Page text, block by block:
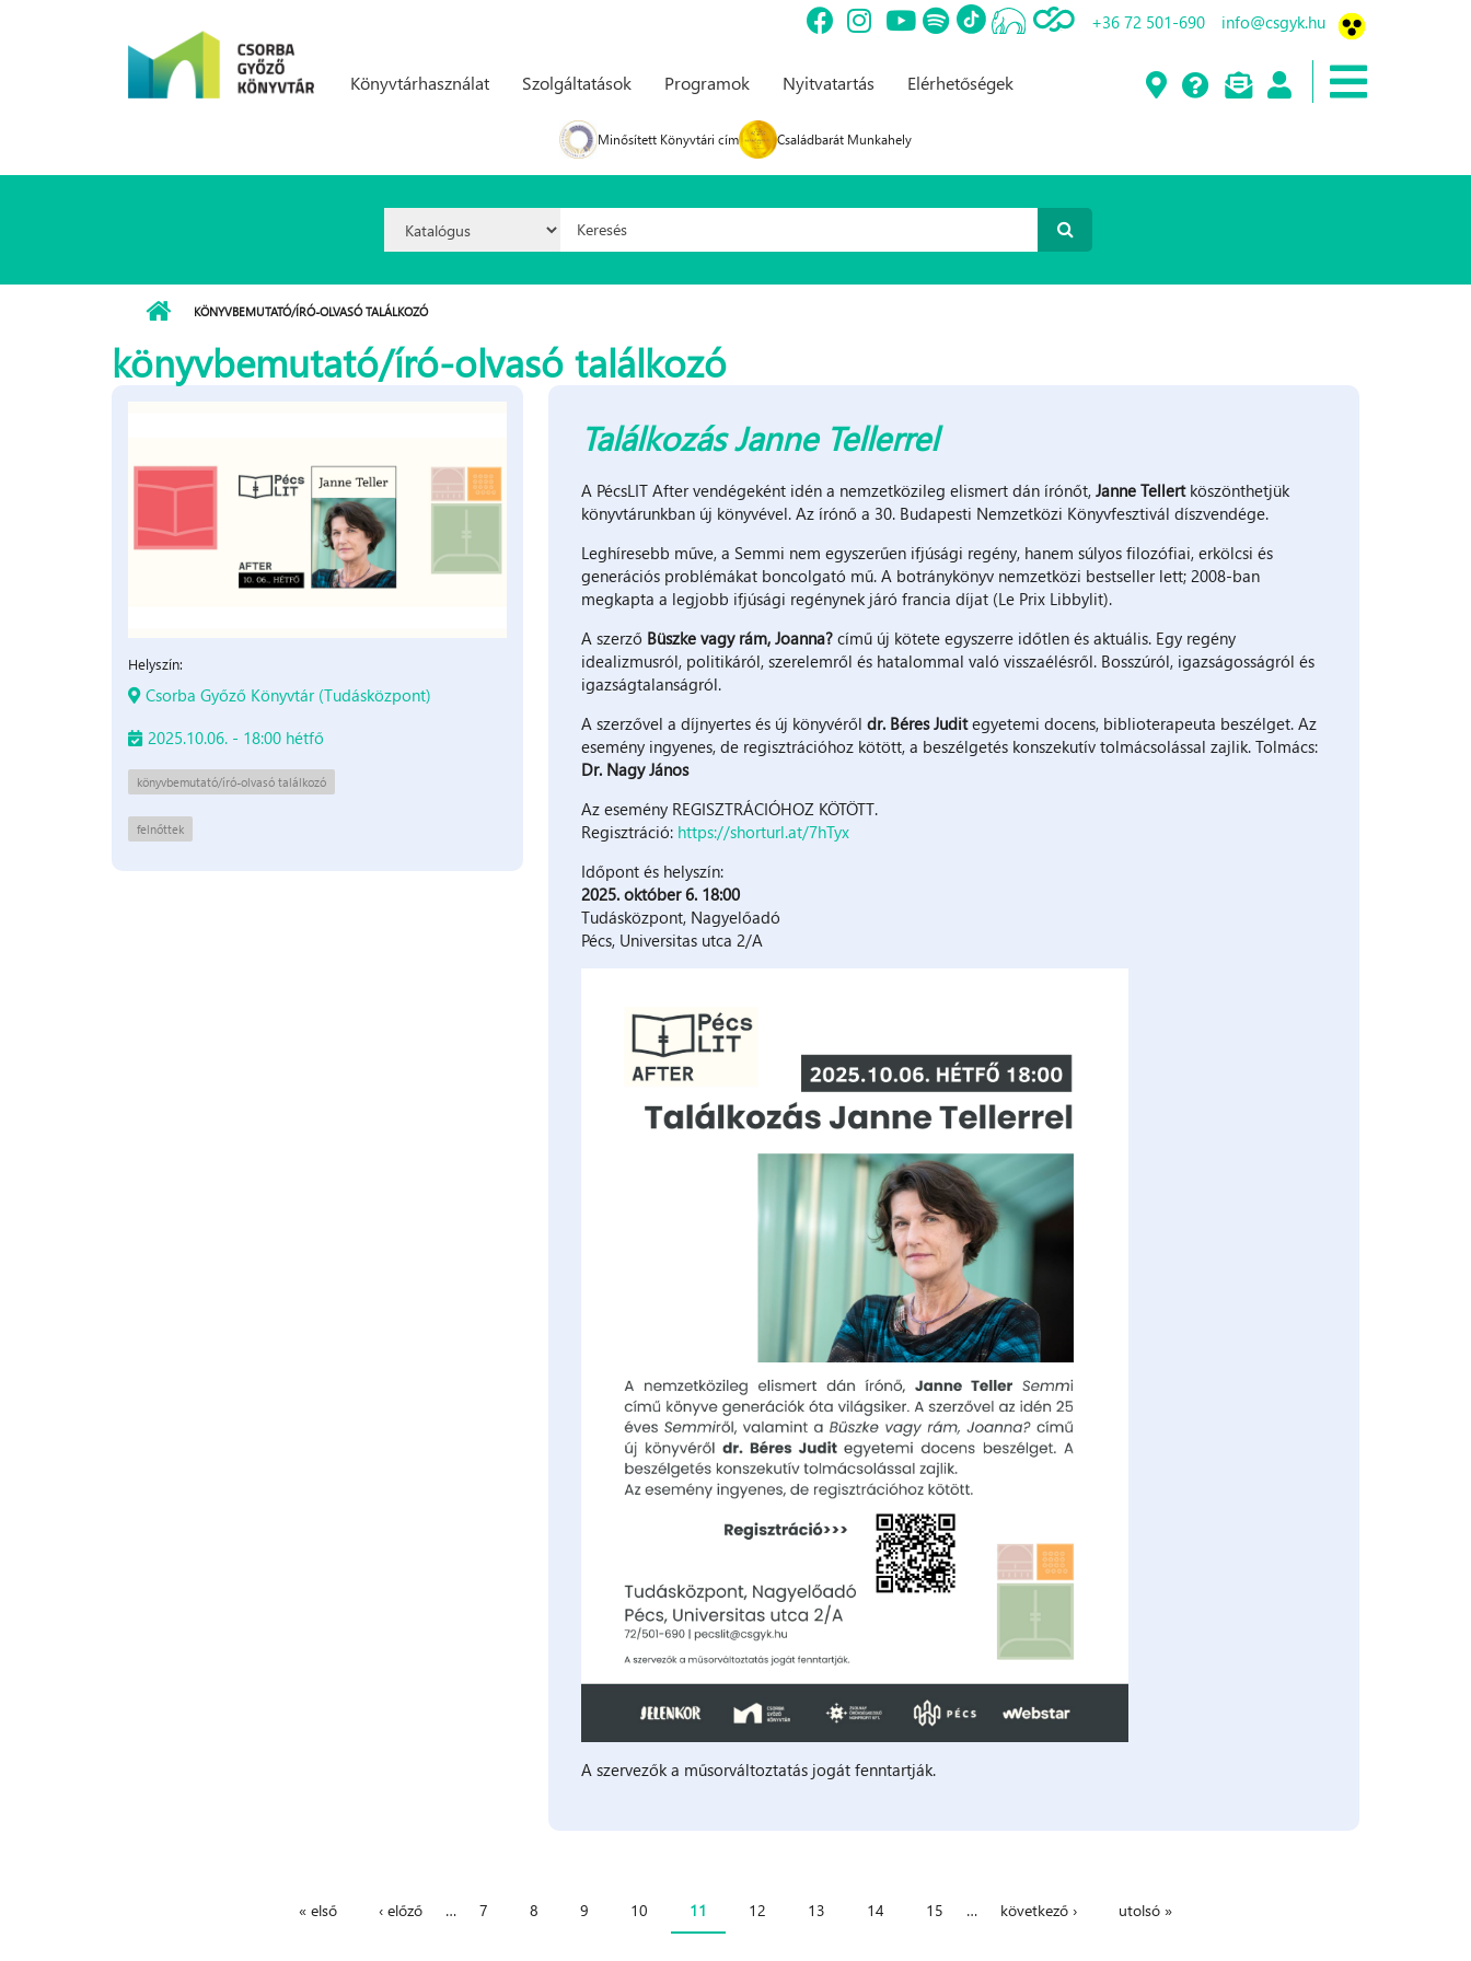
+36 72 501-690 info@csgyk.hu
Könyvtárhasználat Szolgáltatások Programok Nyitvatartás Elérhetőségek
Minősített Könyvtári cím Családbarát Munkahely
Option:
Keresés űrlap
KÖNYVBEMUTATÓ/ÍRÓ-OLVASÓ TALÁLKOZÓ
könyvbemutató/író-olvasó találkozó
Helyszín:
Csorba Győző Könyvtár (Tudásközpont)
2025.10.06. - 18:00 hétfő
könyvbemutató/író-olvasó találkozó
felnőttek
Találkozás Janne Tellerrel
A PécsLIT After vendégeként idén a nemzetközileg elismert dán írónőt, Janne Tellertköszönthetjük
könyvtárunkban új könyvével. Az írónő a 30. Budapesti Nemzetközi Könyvfesztivál díszvendége.
Leghíresebb műve, a Semmi nem egyszerűen ifjúsági regény, hanem súlyos filozófiai, erkölcsi és
generációs problémákat boncolgató mű. A botránykönyv nemzetközi bestseller lett; 2008-ban
megkapta a legjobb ifjúsági regénynek járó francia díjat (Le Prix Libbylit).
A szerző Büszke vagy rám, Joanna? című új kötete egyszerre időtlen és aktuális. Egy regény
idealizmusról, politikáról, szerelemről és hatalommal való visszaélésről. Bosszúról, igazságosságról és
igazságtalanságról.
A szerzővel a díjnyertes és új könyvéről dr. Béres Juditegyetemi docens, biblioterapeuta beszélget. Az
esemény ingyenes, de regisztrációhoz kötött, a beszélgetés konszekutív tolmácsolással zajlik. Tolmács:
Dr. Nagy János
Az esemény REGISZTRÁCIÓHOZ KÖTÖTT.
Regisztráció: https://shorturl.at/7hTyx
Időpont és helyszín:
2025. október 6. 18:00
Tudásközpont, Nagyelőadó
Pécs, Universitas utca 2/A
A szervezők a műsorváltoztatás jogát fenntartják.
« első ‹ előző … 7 8 9 10 11 12 13 14 15 … következő › utolsó »